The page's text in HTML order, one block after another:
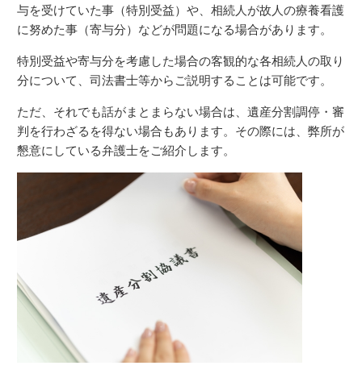
与を受けていた事（特別受益）や、相続人が故人の療養看護
に努めた事（寄与分）などが問題になる場合があります。
特別受益や寄与分を考慮した場合の客観的な各相続人の取り
分について、司法書士等からご説明することは可能です。
ただ、それでも話がまとまらない場合は、遺産分割調停・審
判を行わざるを得ない場合もあります。その際には、弊所が
懇意にしている弁護士をご紹介します。